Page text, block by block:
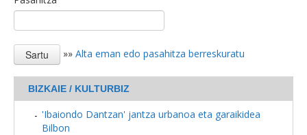
»» Alta eman edo pasahitza berreskuratu
BIZKAIE / KULTURBIZ
'Ibaiondo Dantzan' jantza urbanoa eta garaikidea
Bilbon